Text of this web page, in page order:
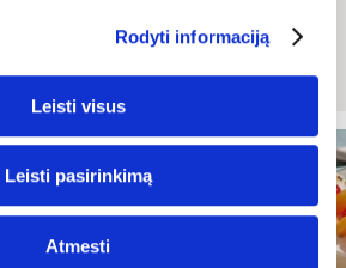
Rodyti informaciją
Leisti visus
Leisti pasirinkimą
Atmesti